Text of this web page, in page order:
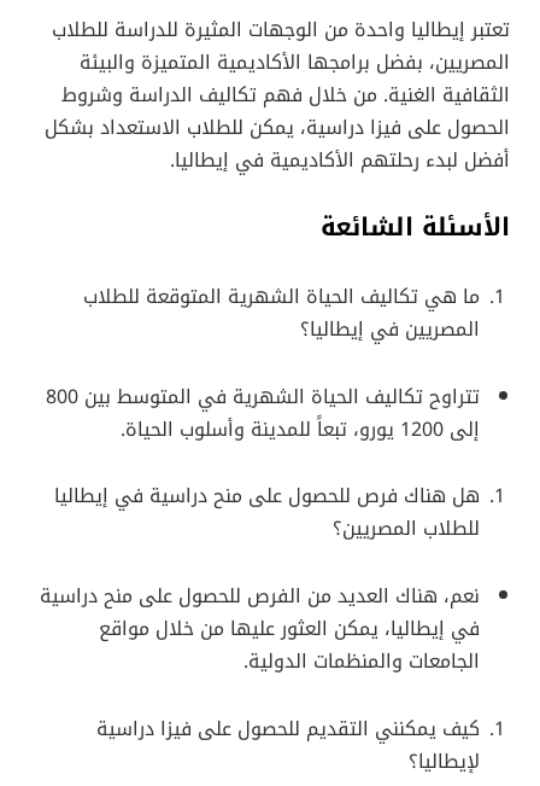
تعتبر إيطاليا واحدة من الوجهات المثيرة للدراسة للطلاب
المصريين، بفضل برامجها الأكاديمية المتميزة والبيئة
الثقافية الغنية. من خلال فهم تكاليف الدراسة وشروط
الحصول على فيزا دراسية، يمكن للطلاب الاستعداد بشكل
أفضل لبدء رحلتهم الأكاديمية في إيطاليا.
الأسئلة الشائعة
ما هي تكاليف الحياة الشهرية المتوقعة للطلاب
المصريين في إيطاليا؟
تتراوح تكاليف الحياة الشهرية في المتوسط بين 800
إلى 1200 يورو، تبعاً للمدينة وأسلوب الحياة.
هل هناك فرص للحصول على منح دراسية في إيطاليا
للطلاب المصريين؟
نعم، هناك العديد من الفرص للحصول على منح دراسية
في إيطاليا، يمكن العثور عليها من خلال مواقع
الجامعات والمنظمات الدولية.
كيف يمكنني التقديم للحصول على فيزا دراسية
لإيطاليا؟